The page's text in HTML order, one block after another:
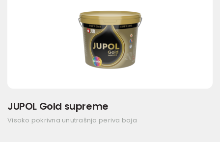
JUPOL Gold supreme
Visoko pokrivna unutrašnja periva boja